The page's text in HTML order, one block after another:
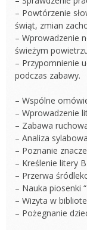
– Powtórzenie
świąt, zmian
– Wprowadzenie
świeżym
– Przypomnienie
podczas zabawy.
– Wspólne
– Wprowadzenie
– Zabawa
– Analiza
– Poznanie
– Kreślenie litery
– Przerwa
– Nauka piosenki
– Wizyta w
– Pożegnanie